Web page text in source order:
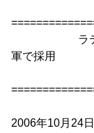
ラティス・
軍で採用
2006年10月24